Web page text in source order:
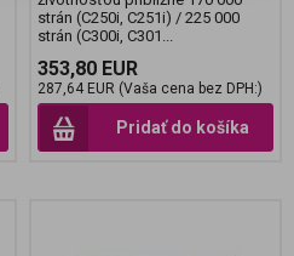
strán (C250i, C251i) / 225 000
strán (C300i, C301...
353,80 EUR
287,64 EUR (Vaša cena bez DPH:)
Pridať do košíka